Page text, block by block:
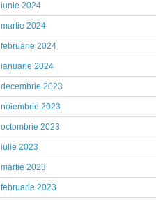
iunie 2024
martie 2024
februarie 2024
ianuarie 2024
decembrie 2023
noiembrie 2023
octombrie 2023
iulie 2023
martie 2023
februarie 2023